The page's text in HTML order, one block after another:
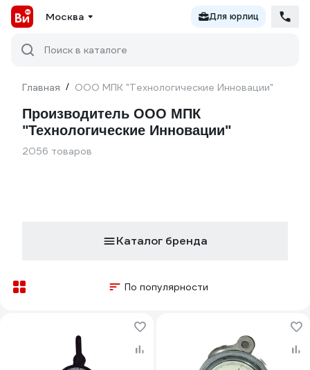
Москва Для юрлиц
Поиск в каталоге
Главная / ООО МПК "Технологические Инновации"
Производитель ООО МПК
"Технологические Инновации"
2056 товаров
Каталог бренда
По популярности